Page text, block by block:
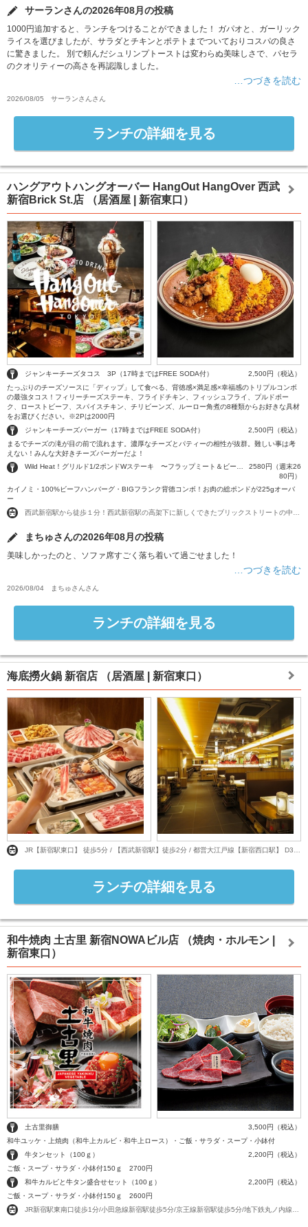
サーランさんの2026年08月の投稿
1000円追加すると、ランチをつけることができました！ ガパオと、ガーリック
ライスを選びましたが、サラダとチキンとポテトまでついておりコスパの良さ
に驚きました。 別で頼んだシュリンプトーストは変わらぬ美味しさで、パセラ
のクオリティーの高さを再認識しました。
…つづきを読む
2026/08/05 サーランさん さん
ランチの詳細を見る
ハングアウトハングオーバー HangOut HangOver 西武
新宿Brick St.店
（居酒屋 | 新宿東口）
ジャンキーチーズタコス 3P（17時まではFREE SODA付）
2,500円（税込）
たっぷりのチーズソースに「ディップ」して食べる、背徳感×満足感×幸福感のトリプルコンボ
の最強タコス！フィリーチーズステーキ、フライドチキン、フィッシュフライ、プルドポー
ク、ローストビーフ、スパイスチキン、チリビーンズ、ルーロー角煮の8種類からお好きな具材
をお選びください。※2Pは2000円
ジャンキーチーズバーガー（17時まではFREE SODA付）
2,500円（税込）
まるでチーズの滝が目の前で流れます。濃厚なチーズとパティーの相性が抜群。難しい事は考
えない！みんな大好きチーズバーガーだよ！
2580円（週末26
80円）
カイノミ・100%ビーフハンバーグ・BIGフランク背徳コンボ！お肉の総ポンドが225gオーバ
ー
まちゅさんの2026年08月の投稿
美味しかったのと、ソファ席すごく落ち着いて過ごせました！
…つづきを読む
2026/08/04 まちゅさん さん
ランチの詳細を見る
海底撈火鍋 新宿店 （居酒屋 | 新宿東口）
ランチの詳細を見る
和牛焼肉 土古里 新宿NOWAビル店
（焼肉・ホルモン |
新宿東口）
土古里御膳
3,500円（税込）
和牛ユッケ・上焼肉（和牛上カルビ・和牛上ロース）・ご飯・サラダ・スープ・小鉢付
牛タンセット（100ｇ）
2,200円（税込）
ご飯・スープ・サラダ・小鉢付150ｇ 2700円
和牛カルビと牛タン盛合せセット（100ｇ）
2,200円（税込）
ご飯・スープ・サラダ・小鉢付150ｇ 2600円